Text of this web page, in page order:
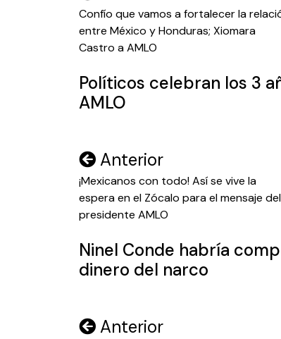
de
entradas
Confío que vamos a fortalecer la
entre México y Honduras; Xiomara
Castro a AMLO
Políticos celebran los 3
AMLO
Navegación
de
entradas
Anterior
¡Mexicanos con todo! Así se vive la
espera en el Zócalo para el mensaje del
presidente AMLO
Ninel Conde habría
dinero del narco
Navegación
Anterior